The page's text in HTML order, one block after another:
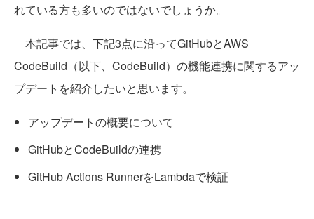
れている方も多いのではないでしょうか。
本記事では、下記3点に沿ってGitHubとAWS
CodeBuild（以下、CodeBuild）の機能連携に関するアッ
プデートを紹介したいと思います。
アップデートの概要について
GitHubとCodeBuildの連携
GitHub Actions RunnerをLambdaで検証